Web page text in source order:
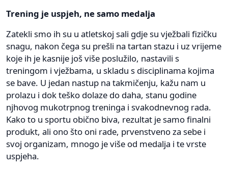
Trening je uspjeh, ne samo medalja
Zatekli smo ih su u atletskoj sali gdje su vježbali fizičku
snagu, nakon čega su prešli na tartan stazu i uz vrijeme
koje ih je kasnije još više poslužilo, nastavili s
treningom i vježbama, u skladu s disciplinama kojima
se bave. U jedan nastup na takmičenju, kažu nam u
prolazu i dok teško dolaze do daha, stanu godine
njhovog mukotrpnog treninga i svakodnevnog rada.
Kako to u sportu obično biva, rezultat je samo finalni
produkt, ali ono što oni rade, prvenstveno za sebe i
svoj organizam, mnogo je više od medalja i te vrste
uspjeha.